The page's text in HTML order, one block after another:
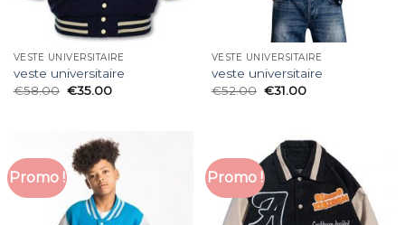
VESTE UNIVERSITAIRE
veste universitaire
€58.00 €35.00
VESTE UNIVERSITAIRE
veste universitaire
€52.00 €31.00
Promo ! Promo !